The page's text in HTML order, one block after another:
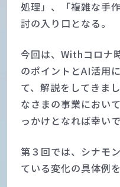
処理」、「複雑な手
討の入り口となる。
今回は、Withコロナ
のポイントとAI活用
て、解説をしてきま
なさまの事業におい
っかけとなれば幸いで
第３回では、シナモ
ている変化の具体例